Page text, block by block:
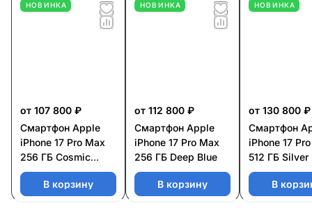
НОВИНКА
от 107 800 ₽
Смартфон Apple
iPhone 17 Pro Max
256 ГБ Cosmic
Orange
В корзину
НОВИНКА
от 112 800 ₽
Смартфон Apple
iPhone 17 Pro Max
256 ГБ Deep Blue
В корзину
НОВИНКА
от 130 800 ₽
Смартфон
iPhone 17
512 ГБ Silver
В